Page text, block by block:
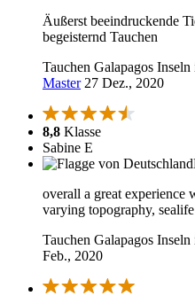
Äußerst beeindruckende
begeisternd Tauchen
Tauchen Galapagos
Master 27 Dez., 2020
8,8 Klasse
Sabine E
overall a great experience
varying topography,
Tauchen Galapagos
Feb., 2020